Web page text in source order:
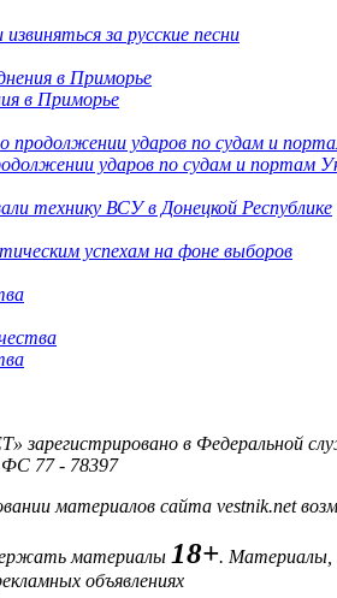
за русские песни
в Приморье
ударов по судам и портам
технику ВСУ в Донецкой Республике
успехам на фоне выборов
зарегистрировано в Федеральной
77 - 78397
материалов сайта vestnik.net
материалы 18+. Материалы,
объявлениях